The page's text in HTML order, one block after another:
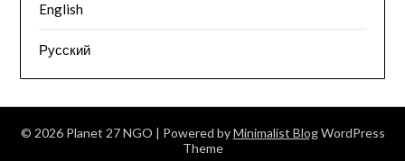
English
Русский
© 2026 Planet 27 NGO | Powered byMinimalist BlogWordPress
Theme